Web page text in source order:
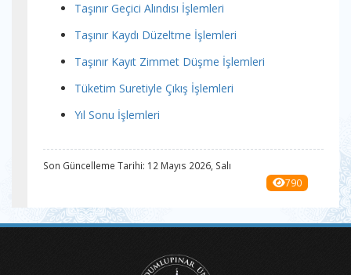
Taşınır Geçici Alındısı İşlemleri
Taşınır Kaydı Düzeltme İşlemleri
Taşınır Kayıt Zimmet Düşme İşlemleri
Tüketim Suretiyle Çıkış İşlemleri
Yıl Sonu İşlemleri
Son Güncelleme Tarihi: 12 Mayıs 2026, Salı
790